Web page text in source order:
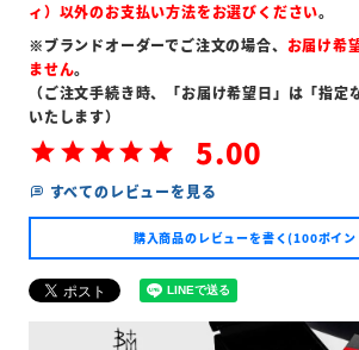
ィ）以外のお支払い方法をお選びください。
※ブランドオーダーでご注文の場合、 お届け希
ません。
（ご注文手続き時、「お届け希望日」は「指定
いたします）
5.00
すべてのレビューを見る
購入商品のレビューを書く(100ポイ